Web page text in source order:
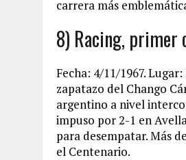
carrera más
8) Racing, primer
Fecha: 4/11/1967.
zapatazo del Chango
argentino a nivel
impuso por 2-1 en
para desempatar. Más
el Centenario.